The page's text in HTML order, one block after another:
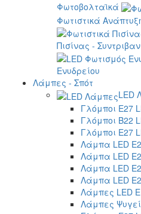
Φωτοβολταϊκά
Φωτιστικά
Πισίνας -
Ενυδρείου
Λάμπες - Σπότ
LED
Γλόμποι E27
Γλόμποι B22
Γλόμποι E27
Λάμπα LED
Λάμπα LED
Λάμπα LED
Λάμπα LED
Λάμπες LED
Λάμπες